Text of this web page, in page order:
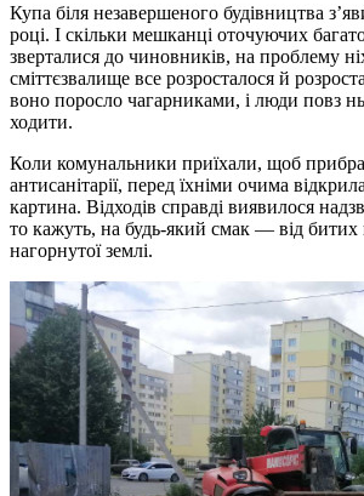
Купа біля незавершеного будівництва
році. І скільки мешканці оточуючих
зверталися до чиновників, на проблему
сміттєзвалище все розросталося й
воно поросло чагарниками, і люди повз
ходити.
Коли комунальники приїхали, щоб
антисанітарії, перед їхніми очима
картина. Відходів справді виявилося
то кажуть, на будь-який смак — від
нагорнутої землі.